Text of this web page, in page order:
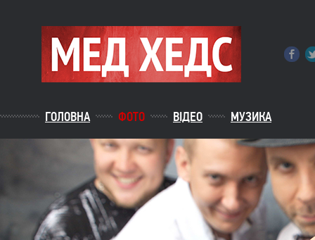
ГОЛОВНА ФОТО ВІДЕО МУЗИКА